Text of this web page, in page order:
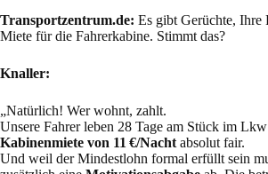
Transportzentrum.de: Es gibt Gerüchte, Ihre
Miete für die Fahrerkabine. Stimmt das?
Knaller:
„Natürlich! Wer wohnt, zahlt.
Unsere Fahrer leben 28 Tage am Stück im
Kabinenmiete von 11 €/Nacht absolut fair.
Und weil der Mindestlohn formal erfüllt sein